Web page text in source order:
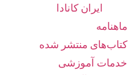
ایران کانادا
ماهنامه
کتاب‌های منتشر شده
خدمات آموزشی